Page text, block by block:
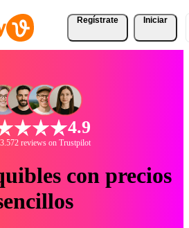
Regístrate Iniciar
4.9
reviews on Trustpilot
con precios